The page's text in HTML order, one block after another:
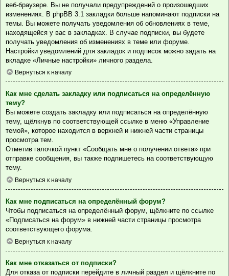
веб-браузере. Вы не получали предупреждений о произошедших
изменениях. В phpBB 3.1 закладки больше напоминают подписки на
темы. Вы можете получать уведомления об обновлениях в теме,
находящейся у вас в закладках. В случае подписки, вы будете
получать уведомления об изменениях в теме или форуме.
Настройки уведомлений для закладок и подписок можно задать на
вкладке «Личные настройки» личного раздела.
Вернуться к началу
Как мне сделать закладку или подписаться на определённую
тему?
Вы можете создать закладку или подписаться на определённую
тему, щёлкнув по соответствующей ссылке в меню «Управление
темой», которое находится в верхней и нижней части страницы
просмотра тем.
Отметив галочкой пункт «Сообщать мне о получении ответа» при
отправке сообщения, вы также подпишетесь на соответствующую
тему.
Вернуться к началу
Как мне подписаться на определённый форум?
Чтобы подписаться на определённый форум, щёлкните по ссылке
«Подписаться на форум» в нижней части страницы просмотра
соответствующего форума.
Вернуться к началу
Как мне отказаться от подписки?
Для отказа от подписки перейдите в личный раздел и щёлкните по